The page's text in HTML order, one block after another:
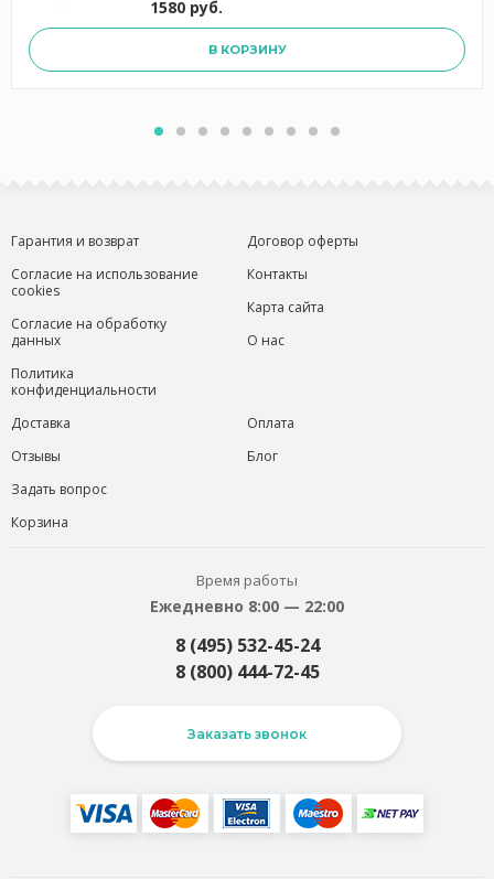
1580 руб.
В КОРЗИНУ
Гарантия и возврат
Согласие на использование
cookies
Согласие на обработку
данных
Политика
конфиденциальности
Договор оферты
Контакты
Карта сайта
О нас
Доставка
Отзывы
Задать вопрос
Корзина
Оплата
Блог
Время работы
Ежедневно 8:00 — 22:00
8 (495) 532-45-24
8 (800) 444-72-45
Заказать звонок